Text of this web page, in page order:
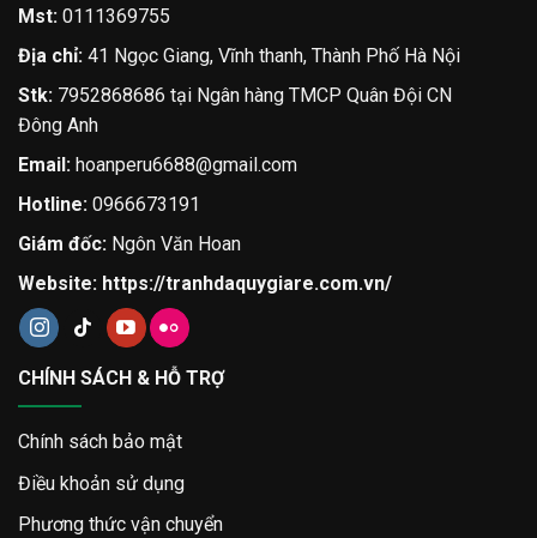
Mst:0111369755
Địa chỉ:41 Ngọc Giang, Vĩnh thanh, Thành Phố Hà Nội
Stk:7952868686 tại Ngân hàng TMCP Quân Đội CN
Đông Anh
Email:hoanperu6688@gmail.com
Hotline:0966673191
Giám đốc:Ngôn Văn Hoan
Website: https://tranhdaquygiare.com.vn/
CHÍNH SÁCH & HỖ TRỢ
Chính sách bảo mật
Điều khoản sử dụng
Phương thức vận chuyển